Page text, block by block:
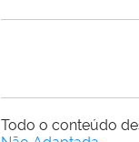
Todo o conteúdo